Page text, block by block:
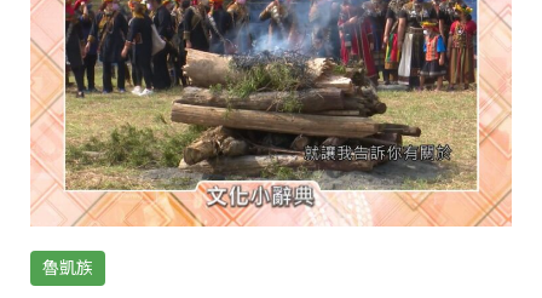
魯凱族